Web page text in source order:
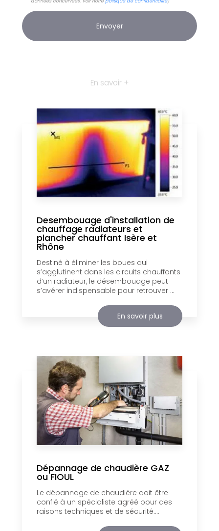
En savoir +
Desembouage d'installation de
chauffage radiateurs et
plancher chauffant Isère et
Rhône
Destiné à éliminer les boues qui
s’agglutinent dans les circuits chauffants
d’un radiateur, le désembouage peut
s’avérer indispensable pour retrouver ...
En savoir plus
Dépannage de chaudière GAZ
ou FIOUL
Le dépannage de chaudière doit être
confié à un spécialiste agréé pour des
raisons techniques et de sécurité....